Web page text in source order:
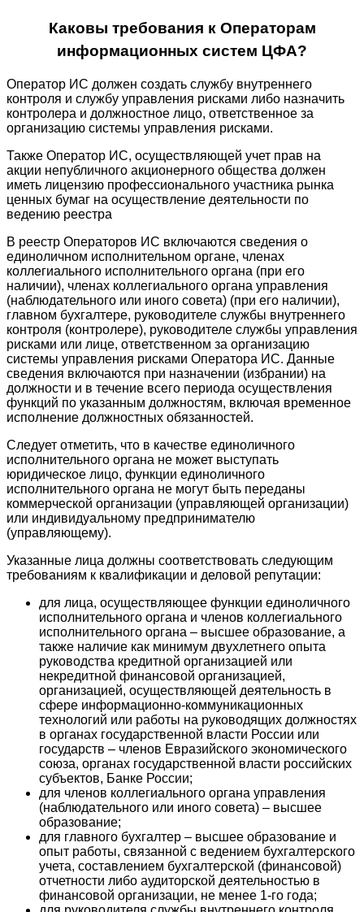
Каковы требования к Операторам
информационных систем ЦФА?
Оператор ИС должен создать службу внутреннего
контроля и службу управления рисками либо назначить
контролера и должностное лицо, ответственное за
организацию системы управления рисками.
Также Оператор ИС, осуществляющей учет прав на
акции непубличного акционерного общества должен
иметь лицензию профессионального участника рынка
ценных бумаг на осуществление деятельности по
ведению реестра
В реестр Операторов ИС включаются сведения о
единоличном исполнительном органе, членах
коллегиального исполнительного органа (при его
наличии), членах коллегиального органа управления
(наблюдательного или иного совета) (при его наличии),
главном бухгалтере, руководителе службы внутреннего
контроля (контролере), руководителе службы управления
рисками или лице, ответственном за организацию
системы управления рисками Оператора ИС. Данные
сведения включаются при назначении (избрании) на
должности и в течение всего периода осуществления
функций по указанным должностям, включая временное
исполнение должностных обязанностей.
Следует отметить, что в качестве единоличного
исполнительного органа не может выступать
юридическое лицо, функции единоличного
исполнительного органа не могут быть переданы
коммерческой организации (управляющей организации)
или индивидуальному предпринимателю
(управляющему).
Указанные лица должны соответствовать следующим
требованиям к квалификации и деловой репутации:
для лица, осуществляющее функции единоличного
исполнительного органа и членов коллегиального
исполнительного органа – высшее образование, а
также наличие как минимум двухлетнего опыта
руководства кредитной организацией или
некредитной финансовой организацией,
организацией, осуществляющей деятельность в
сфере информационно-коммуникационных
технологий или работы на руководящих должностях
в органах государственной власти России или
государств – членов Евразийского экономического
союза, органах государственной власти российских
субъектов, Банке России;
для членов коллегиального органа управления
(наблюдательного или иного совета) – высшее
образование;
для главного бухгалтер – высшее образование и
опыт работы, связанной с ведением бухгалтерского
учета, составлением бухгалтерской (финансовой)
отчетности либо аудиторской деятельностью в
финансовой организации, не менее 1-го года;